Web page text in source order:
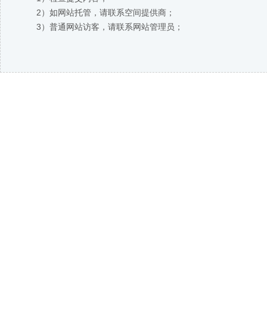
2）如网站托管，请联系空间提供商；
3）普通网站访客，请联系网站管理员；